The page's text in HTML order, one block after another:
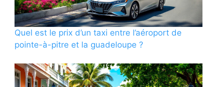
Quel est le prix d’un taxi entre l’aéroport de
pointe-à-pitre et la guadeloupe ?